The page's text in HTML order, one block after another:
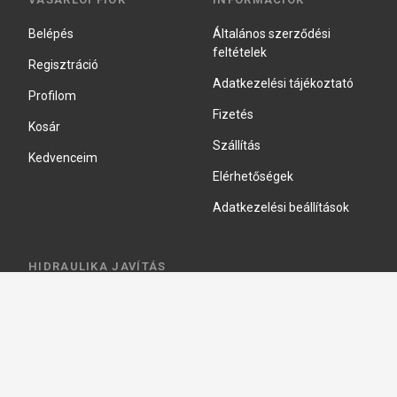
Belépés
Regisztráció
Profilom
Kosár
Kedvenceim
Általános szerződési
feltételek
Adatkezelési tájékoztató
Fizetés
Szállítás
Elérhetőségek
Adatkezelési beállítások
HIDRAULIKA JAVÍTÁS